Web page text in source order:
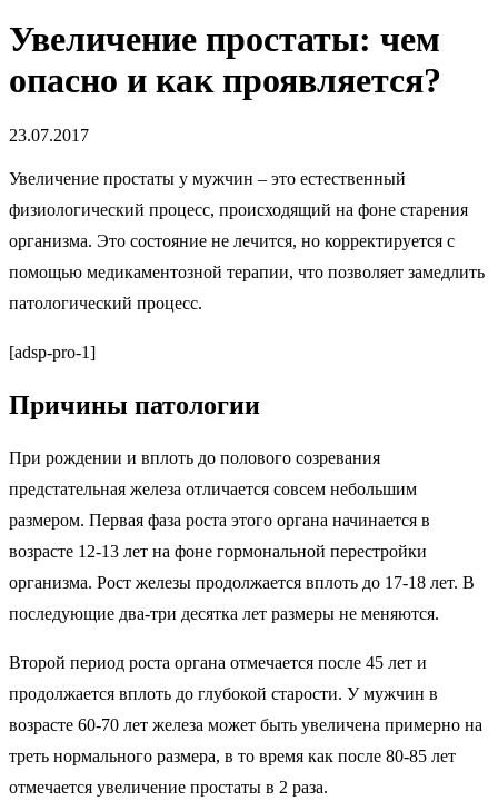
Увеличение простаты: чем
опасно и как проявляется?
23.07.2017
Увеличение простаты у мужчин – это естественный
физиологический процесс, происходящий на фоне старения
организма. Это состояние не лечится, но корректируется с
помощью медикаментозной терапии, что позволяет замедлить
патологический процесс.
[adsp-pro-1]
Причины патологии
При рождении и вплоть до полового созревания
предстательная железа отличается совсем небольшим
размером. Первая фаза роста этого органа начинается в
возрасте 12-13 лет на фоне гормональной перестройки
организма. Рост железы продолжается вплоть до 17-18 лет. В
последующие два-три десятка лет размеры не меняются.
Второй период роста органа отмечается после 45 лет и
продолжается вплоть до глубокой старости. У мужчин в
возрасте 60-70 лет железа может быть увеличена примерно на
треть нормального размера, в то время как после 80-85 лет
отмечается увеличение простаты в 2 раза.